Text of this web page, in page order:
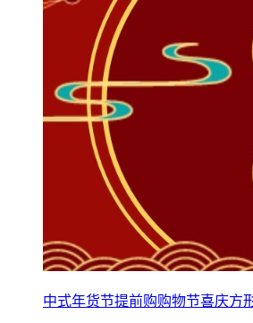
中式年货节提前购购物节喜庆方